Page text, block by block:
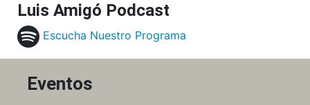
Luis Amigó Podcast
Escucha Nuestro Programa
Eventos